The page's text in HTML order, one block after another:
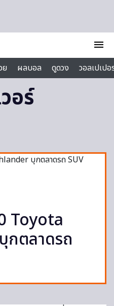
menu
ย ผลบอล ดูดวง
วอลเปเป
อร์
Toyota
ตลาดรถ